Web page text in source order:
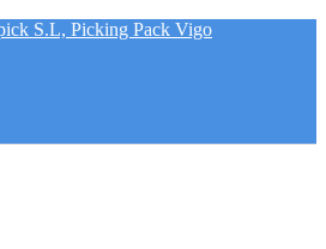
S.L, Picking Pack Vigo